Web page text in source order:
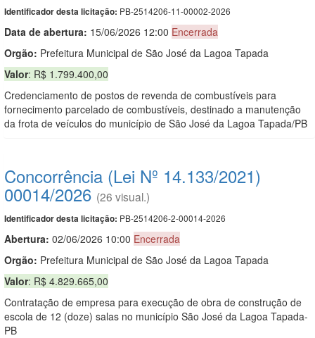
Identificador desta licitação: PB-2514206-11-00002-2026
Data de abertura: 15/06/2026 12:00 Encerrada
Orgão: Prefeitura Municipal de São José da Lagoa Tapada
Valor: R$ 1.799.400,00
Credenciamento de postos de revenda de combustíveis para
fornecimento parcelado de combustíveis, destinado a manutenção
da frota de veículos do município de São José da Lagoa Tapada/PB
Concorrência (Lei Nº 14.133/2021)
00014/2026 (26 visual.)
Identificador desta licitação: PB-2514206-2-00014-2026
Abertura: 02/06/2026 10:00 Encerrada
Orgão: Prefeitura Municipal de São José da Lagoa Tapada
Valor: R$ 4.829.665,00
Contratação de empresa para execução de obra de construção de
escola de 12 (doze) salas no município São José da Lagoa Tapada-
PB